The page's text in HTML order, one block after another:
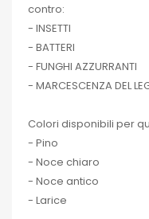
contro:
- INSETTI
- BATTERI
- FUNGHI AZZURRANTI
- MARCESCENZA DEL
Colori disponibili per
- Pino
- Noce chiaro
- Noce antico
- Larice